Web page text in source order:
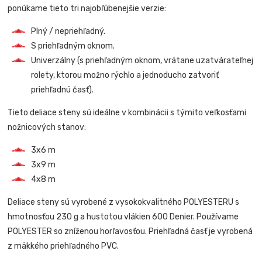
ponúkame tieto tri najobľúbenejšie verzie:
Plný / nepriehľadný.
S priehľadným oknom.
Univerzálny (s priehľadným oknom, vrátane uzatvárateľnej
rolety, ktorou možno rýchlo a jednoducho zatvoriť
priehľadnú časť).
Tieto deliace steny sú ideálne v kombinácii s týmito veľkosťami
nožnicových stanov:
3x6 m
3x9 m
4x8 m
Deliace steny sú vyrobené z vysokokvalitného POLYESTERU s
hmotnosťou 230 g a hustotou vlákien 600 Denier. Používame
POLYESTER so zníženou horľavosťou. Priehľadná časť je vyrobená
z mäkkého priehľadného PVC.